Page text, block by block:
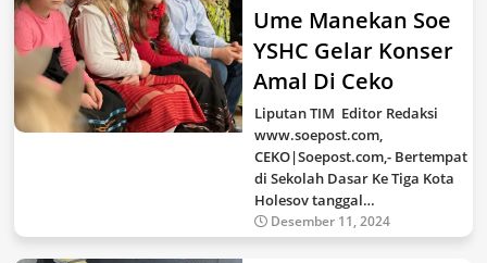
Ume Manekan Soe
YSHC Gelar Konser
Amal Di Ceko
Liputan TIM Editor Redaksi
www.soepost.com,
CEKO|Soepost.com,- Bertempat
di Sekolah Dasar Ke Tiga Kota
Holesov tanggal…
Desember 11, 2024